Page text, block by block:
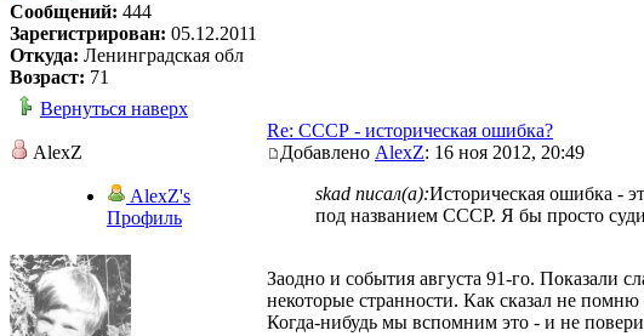
Сообщений: 444
Зарегистрирован: 05.12.2011
Откуда: Ленинградская обл
Возраст: 71
Вернуться наверх
AlexZ
AlexZ's
Профиль
Re: СССР - историческая ошибка?
Добавлено AlexZ: 16 ноя 2012, 20:49
skad писал(а):Историческая ошибка -
под названием СССР. Я бы просто
Заодно и события августа 91-го. Показали
некоторые странности. Как сказал не
Когда-нибудь мы вспомним это - и не